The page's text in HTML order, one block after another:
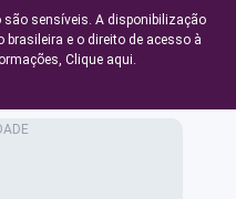
são sensíveis. A disponibilização
e o direito de acesso à
Clique aqui.